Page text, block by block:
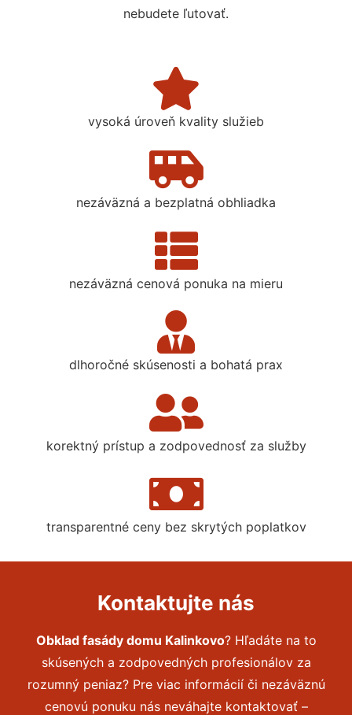
nebudete ľutovať.
vysoká úroveň kvality služieb
nezáväzná a bezplatná obhliadka
nezáväzná cenová ponuka na mieru
dlhoročné skúsenosti a bohatá prax
korektný prístup a zodpovednosť za služby
transparentné ceny bez skrytých poplatkov
Kontaktujte nás
Obklad fasády domu Kalinkovo? Hľadáte na to
skúsených a zodpovedných profesionálov za
rozumný peniaz? Pre viac informácií či nezáväznú
cenovú ponuku nás neváhajte kontaktovať –